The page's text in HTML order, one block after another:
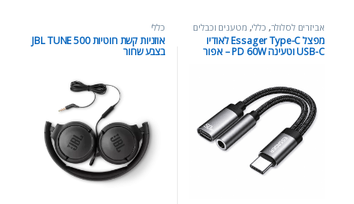
אביזרים לסלולר, כללי, מטענים וכבלים
מפצל Essager Type-C לאודיו
USB-C וטעינה PD 60W – אפור
כללי
אוזניות קשת חוטיות JBL TUNE 500
בצבע שחור